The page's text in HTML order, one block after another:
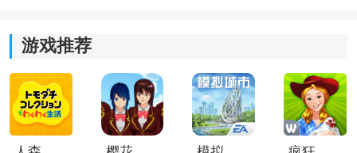
iPhone14Pro续航时间为5小时8分钟。
iPhone13Pro续航时间为4小时31分钟。
iPhone12Pro续航时间为5小时43分钟。
游戏推荐